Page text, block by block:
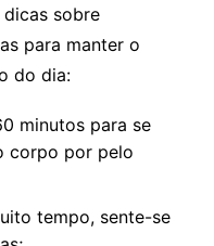
sobre
para manter o
do dia:
minutos para se
corpo por pelo
tempo, sente-se